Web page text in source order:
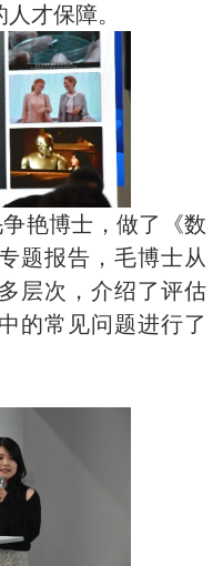
才保障。
艳博士，做了《数
题报告，毛博士从
层次，介绍了评估
的常见问题进行了